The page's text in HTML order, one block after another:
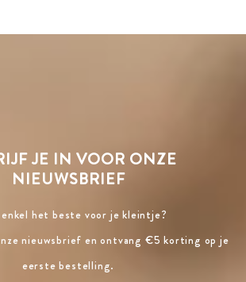
JE IN VOOR ONZE
NIEUWSBRIEF
het beste voor je kleintje?
nieuwsbrief en ontvang €5 korting op je
eerste bestelling.